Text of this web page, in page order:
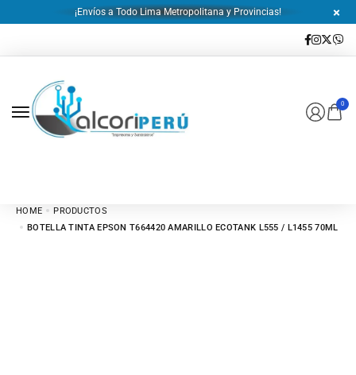
¡Envíos a Todo Lima Metropolitana y Provincias!
0
HOME
PRODUCTOS
BOTELLA TINTA EPSON T664420 AMARILLO ECOTANK L555 / L1455 70ML